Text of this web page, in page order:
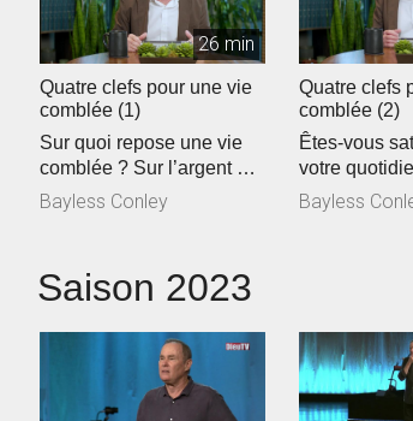
26 min
Quatre clefs pour une vie
comblée (1)
Sur quoi repose une vie
comblée ? Sur l’argent ?
Sur la gloire ? Pour Bayl...
Bayless Conley
Quatre clefs
comblée (2)
Êtes-vous
votre
routinier et
Désire...
Bayless
Saison 2023